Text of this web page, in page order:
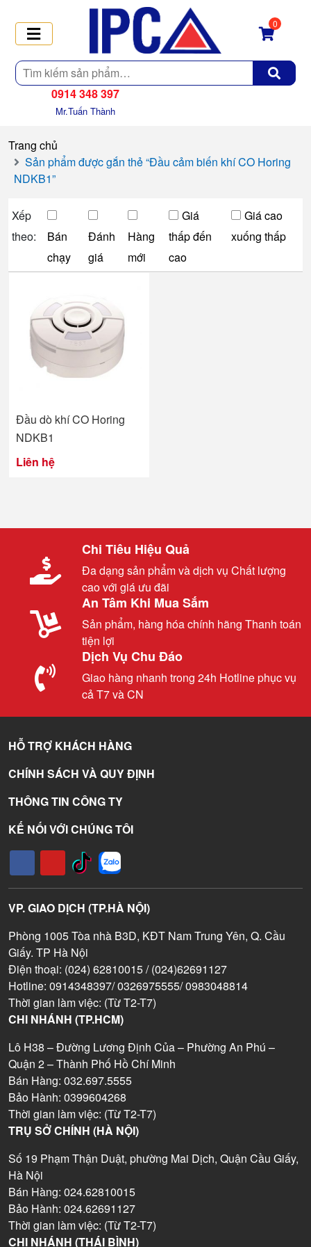
Tìm
kiếm
0
0914 348 397
Mr.Tuấn Thành
Trang chủ
Sản phẩm được gắn thẻ “Đầu cảm biến khí CO Horing
NDKB1”
Xếp
theo:
Bán
chạy
Đánh
giá
Hàng
mới
Giá
thấp đến
cao
Giá cao
xuống thấp
Đầu dò khí CO Horing
NDKB1
Liên hệ
Chi Tiêu Hiệu Quả
Đa dạng sản phẩm và dịch vụ Chất lượng
cao với giá ưu đãi
An Tâm Khi Mua Sắm
Sản phẩm, hàng hóa chính hãng Thanh toán
tiện lợi
Dịch Vụ Chu Đáo
Giao hàng nhanh trong 24h Hotline phục vụ
cả T7 và CN
HỖ TRỢ KHÁCH HÀNG
CHÍNH SÁCH VÀ QUY ĐỊNH
THÔNG TIN CÔNG TY
KẾ NỐI VỚI CHÚNG TÔI
VP. GIAO DỊCH (TP.HÀ NỘI)
Phòng 1005 Tòa nhà B3D, KĐT Nam Trung Yên, Q. Cầu
Giấy. TP Hà Nội
Điện thoại: (024) 62810015 / (024)62691127
Hotline: 0914348397/ 0326975555/ 0983048814
Thời gian làm việc: (Từ T2-T7)
CHI NHÁNH (TP.HCM)
Lô H38 – Đường Lương Định Của – Phường An Phú –
Quận 2 – Thành Phố Hồ Chí Minh
Bán Hàng: 032.697.5555
Bảo Hành: 0399604268
Thời gian làm việc: (Từ T2-T7)
TRỤ SỞ CHÍNH (HÀ NỘI)
Số 19 Phạm Thận Duật, phường Mai Dịch, Quận Cầu Giấy,
Hà Nội
Bán Hàng: 024.62810015
Bảo Hành: 024.62691127
Thời gian làm việc: (Từ T2-T7)
CHI NHÁNH (THÁI BÌNH)